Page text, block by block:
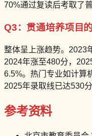
70%通过复读后考取了普
Q3：贯通培养项目
整体呈上涨趋势。2023
2024年涨至480分，
6.5%。热门专业如计算
2025年录取线已达530
参考资料